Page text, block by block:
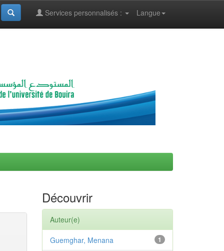
Langue
Services personnalisés :
Découvrir
Auteur(e)
1
Guemghar, Menana